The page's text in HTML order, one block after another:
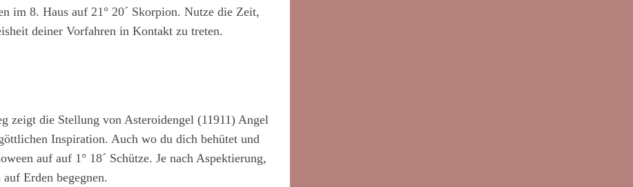
im 8. Haus auf 21° 20´ Skorpion. Nutze die Zeit,
deiner Vorfahren in Kontakt zu treten.
zeigt die Stellung von Asteroidengel (11911) Angel
Inspiration. Auch wo du dich behütet und
auf auf 1° 18´ Schütze. Je nach Aspektierung,
Erden begegnen.